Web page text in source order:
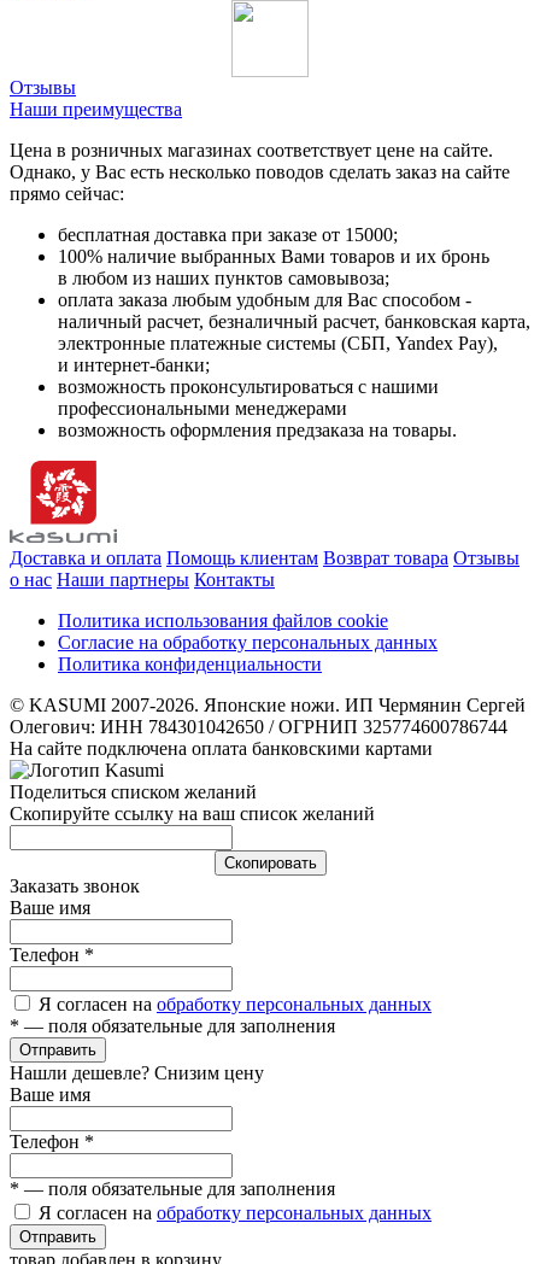
Отзывы
Наши преимущества
Цена в розничных магазинах соответствует цене на сайте.
Однако, у Вас есть несколько поводов сделать заказ на сайте
прямо сейчас:
бесплатная доставка при заказе от 15000;
100% наличие выбранных Вами товаров и их бронь
в любом из наших пунктов самовывоза;
оплата заказа любым удобным для Вас способом -
наличный расчет, безналичный расчет, банковская карта,
электронные платежные системы (СБП, Yandex Pay),
и интернет-банки;
возможность проконсультироваться с нашими
профессиональными менеджерами
возможность оформления предзаказа на товары.
Доставка и оплата Помощь клиентам Возврат товара Отзывы
о нас Наши партнеры Контакты
Политика использования файлов cookie
Согласие на обработку персональных данных
Политика конфиденциальности
© KASUMI 2007-2026. Японские ножи. ИП Чермянин Сергей
Олегович: ИНН 784301042650 / ОГРНИП 325774600786744
На сайте подключена оплата банковскими картами
Поделиться списком желаний
Скопируйте ссылку на ваш список желаний
Cкопировать
Заказать звонок
Ваше имя
Телефон *
Я согласен на обработку персональных данных
* — поля обязательные для заполнения
Отправить
Нашли дешевле? Снизим цену
Ваше имя
Телефон *
* — поля обязательные для заполнения
Я согласен на обработку персональных данных
Отправить